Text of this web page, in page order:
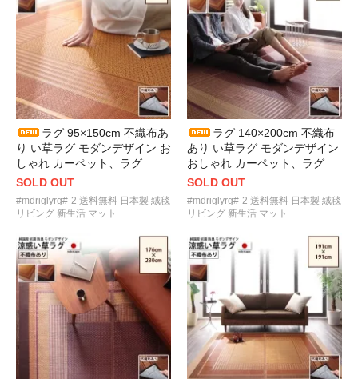
ラグ 95×150cm 不織布あ
り い草ラグ モダンデザイン お
しゃれ カーペット、ラグ
SOLD OUT
#mdriglyrg#-2 送料無料 日本製 絨毯
リビング 新生活 マット
ラグ 140×200cm 不織布
あり い草ラグ モダンデザイン
おしゃれ カーペット、ラグ
SOLD OUT
#mdriglyrg#-2 送料無料 日本製 絨毯
リビング 新生活 マット